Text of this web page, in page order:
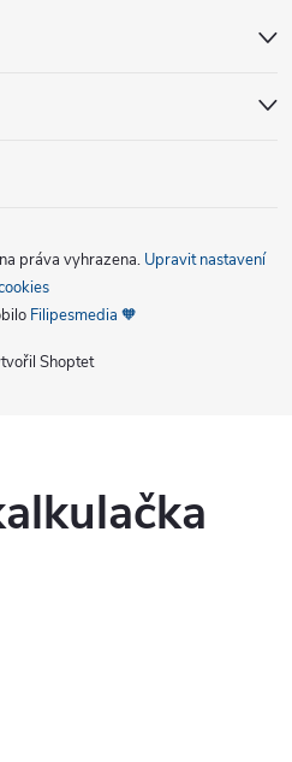
Shoptet
práva vyhrazena. Upravit nastavení
Filipesmedia 🧡